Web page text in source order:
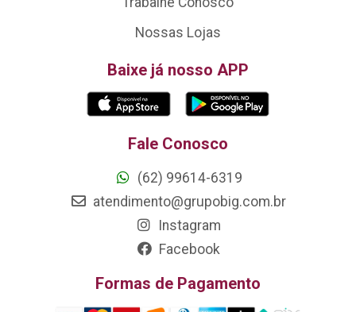
Nossas Lojas
Baixe já nosso APP
Fale Conosco
(62) 99614-6319
atendimento@grupobig.com.br
Instagram
Facebook
Formas de Pagamento